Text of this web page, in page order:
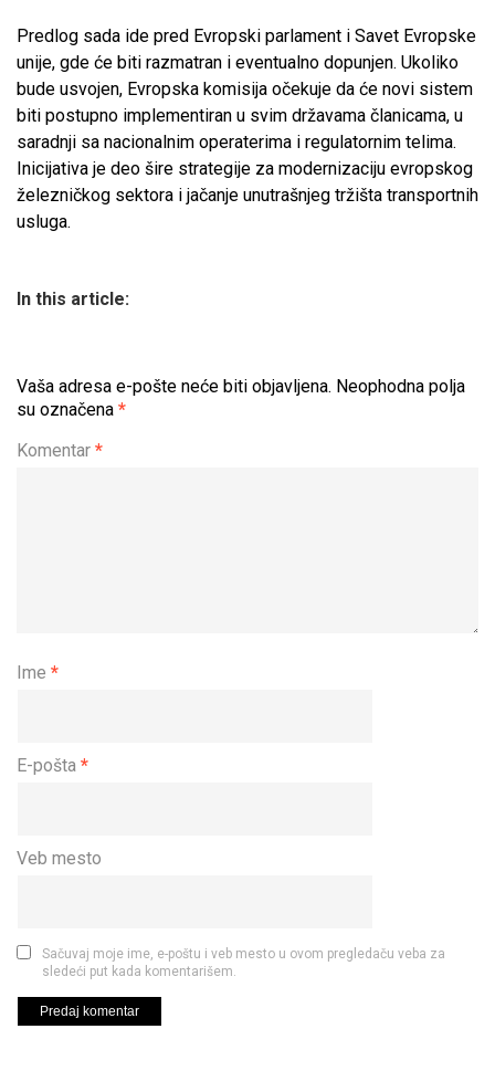
Predlog sada ide pred Evropski parlament i Savet Evropske
unije, gde će biti razmatran i eventualno dopunjen. Ukoliko
bude usvojen, Evropska komisija očekuje da će novi sistem
biti postupno implementiran u svim državama članicama, u
saradnji sa nacionalnim operaterima i regulatornim telima.
Inicijativa je deo šire strategije za modernizaciju evropskog
železničkog sektora i jačanje unutrašnjeg tržišta transportnih
usluga.
In this article:
Vaša adresa e-pošte neće biti objavljena. Neophodna polja
su označena *
Komentar *
Ime *
E-pošta *
Veb mesto
Sačuvaj moje ime, e-poštu i veb mesto u ovom pregledaču veba za
sledeći put kada komentarišem.